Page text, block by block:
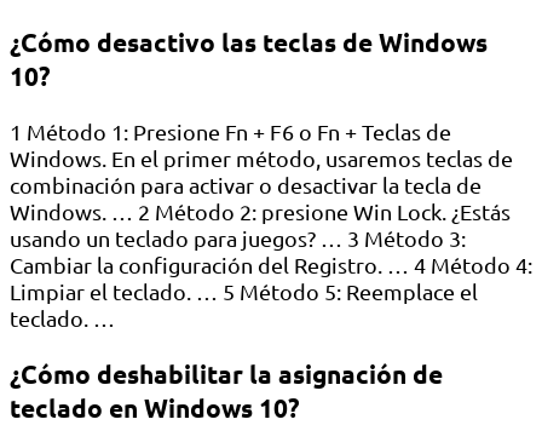
¿Cómo desactivo las teclas de Windows
10?
1 Método 1: Presione Fn + F6 o Fn + Teclas de
Windows. En el primer método, usaremos teclas de
combinación para activar o desactivar la tecla de
Windows. … 2 Método 2: presione Win Lock. ¿Estás
usando un teclado para juegos? … 3 Método 3:
Cambiar la configuración del Registro. … 4 Método 4:
Limpiar el teclado. … 5 Método 5: Reemplace el
teclado. …
¿Cómo deshabilitar la asignación de
teclado en Windows 10?